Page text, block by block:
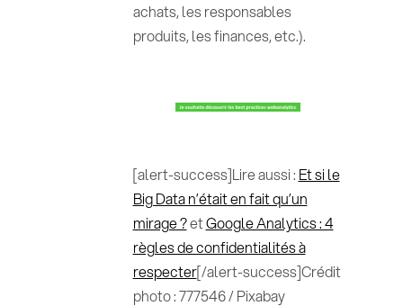
achats, les responsables
produits, les finances, etc.).
[alert-success]Lire aussi : Et si le
Big Data n’était en fait qu’un
mirage ?etGoogle Analytics : 4
règles de confidentialités à
respecter[/alert-success]Crédit
photo : 777546 / Pixabay